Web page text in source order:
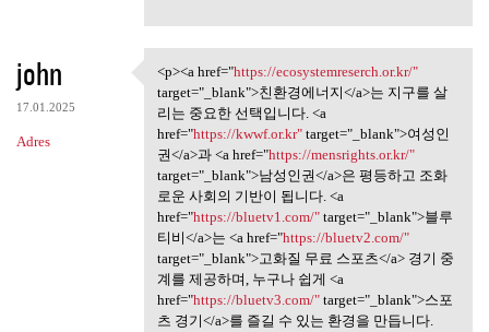
john
17.01.2025
Adres
<p><a href="https:/
<p><a href="https://ecosystemreserch.or.kr/"
target="_blank">친환경에너지</a>는 지구를 살
리는 중요한 선택입니다. <a
href="https://kwwf.or.kr"target="_blank">여성인
권</a>과 <a href="https://mensrights.or.kr/"
target="_blank">남성인권</a>은 평등하고 조화
로운 사회의 기반이 됩니다. <a
href="https://bluetv1.com/"target="_blank">블루
티비</a>는 <a href="https://bluetv2.com/"
target="_blank">고화질 무료 스포츠</a> 경기 중
계를 제공하며, 누구나 쉽게 <a
href="https://bluetv3.com/"target="_blank">스포
츠 경기</a>를 즐길 수 있는 환경을 만듭니다.